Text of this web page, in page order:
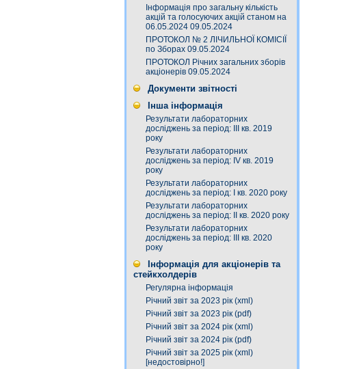
Інформація про загальну кількість
акцій та голосуючих акцій станом на
06.05.2024 09.05.2024
ПРОТОКОЛ № 2 ЛІЧИЛЬНОЇ КОМІСІЇ
по Зборах 09.05.2024
ПРОТОКОЛ Річних загальних зборів
акціонерів 09.05.2024
Документи звітності
Інша інформація
Результати лабораторних
досліджень за період: III кв. 2019
року
Результати лабораторних
досліджень за період: IV кв. 2019
року
Результати лабораторних
досліджень за період: I кв. 2020 року
Результати лабораторних
досліджень за період: ІI кв. 2020 року
Результати лабораторних
досліджень за період: ІІІ кв. 2020
року
Інформація для акціонерів та
стейкхолдерів
Регулярна інформація
Річний звіт за 2023 рік (xml)
Річний звіт за 2023 рік (pdf)
Річний звіт за 2024 рік (xml)
Річний звіт за 2024 рік (pdf)
Річний звіт за 2025 рік (xml)
[недостовірно!]